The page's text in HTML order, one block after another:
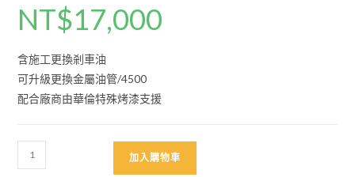
NT$17,000
含施工更換剎車油
可升級更換金屬油管/4500
配合廠商由華倫特殊烤漆支援
Cayenne
E3
加入購物車